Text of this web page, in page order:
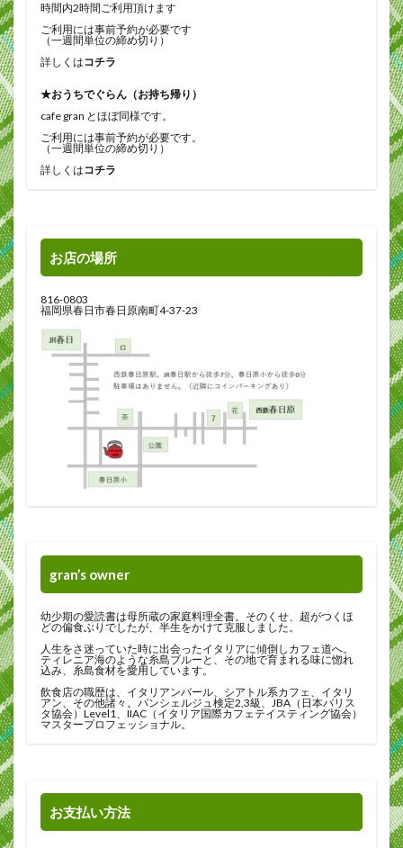
時間内2時間ご利用頂けます
ご利用には事前予約が必要です
（一週間単位の締め切り）
詳しくはコチラ
★おうちでぐらん（お持ち帰り）
cafe gran とほぼ同様です。
ご利用には事前予約が必要です。
（一週間単位の締め切り）
詳しくはコチラ
お店の場所
816-0803
福岡県春日市春日原南町4-37-23
gran’s owner
幼少期の愛読書は母所蔵の家庭料理全書。そのくせ、超がつくほ
どの偏食ぶりでしたが、半生をかけて克服しました。
人生をさ迷っていた時に出会ったイタリアに傾倒しカフェ道へ。
ティレニア海のような糸島ブルーと、その地で育まれる味に惚れ
込み、糸島食材を愛用しています。
飲食店の職歴は、イタリアンバール、シアトル系カフェ、イタリ
アン、その他諸々。パンシェルジュ検定2,3級、JBA（日本バリス
タ協会）Level1、IIAC（イタリア国際カフェテイスティング協会）
マスタープロフェッショナル。
お支払い方法